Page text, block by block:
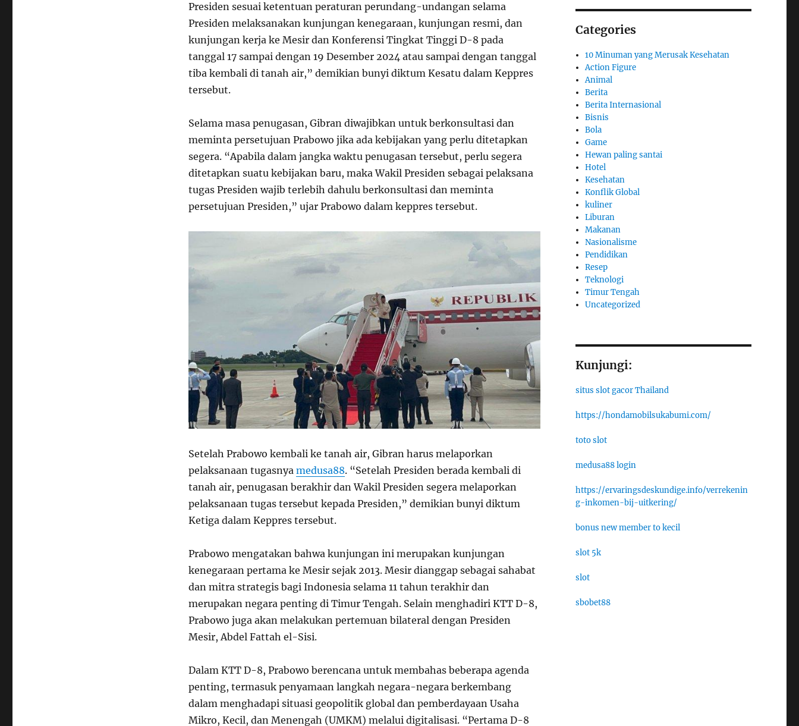
Presiden sesuai ketentuan peraturan perundang-undangan selama
Presiden melaksanakan kunjungan kenegaraan, kunjungan resmi, dan
kunjungan kerja ke Mesir dan Konferensi Tingkat Tinggi D-8 pada
tanggal 17 sampai dengan 19 Desember 2024 atau sampai dengan tanggal
tiba kembali di tanah air,” demikian bunyi diktum Kesatu dalam Keppres
tersebut.
Selama masa penugasan, Gibran diwajibkan untuk berkonsultasi dan
meminta persetujuan Prabowo jika ada kebijakan yang perlu ditetapkan
segera. “Apabila dalam jangka waktu penugasan tersebut, perlu segera
ditetapkan suatu kebijakan baru, maka Wakil Presiden sebagai pelaksana
tugas Presiden wajib terlebih dahulu berkonsultasi dan meminta
persetujuan Presiden,” ujar Prabowo dalam keppres tersebut.
Setelah Prabowo kembali ke tanah air, Gibran harus melaporkan
pelaksanaan tugasnya medusa88. “Setelah Presiden berada kembali di
tanah air, penugasan berakhir dan Wakil Presiden segera melaporkan
pelaksanaan tugas tersebut kepada Presiden,” demikian bunyi diktum
Ketiga dalam Keppres tersebut.
Prabowo mengatakan bahwa kunjungan ini merupakan kunjungan
kenegaraan pertama ke Mesir sejak 2013. Mesir dianggap sebagai sahabat
dan mitra strategis bagi Indonesia selama 11 tahun terakhir dan
merupakan negara penting di Timur Tengah. Selain menghadiri KTT D-8,
Prabowo juga akan melakukan pertemuan bilateral dengan Presiden
Mesir, Abdel Fattah el-Sisi.
Dalam KTT D-8, Prabowo berencana untuk membahas beberapa agenda
penting, termasuk penyamaan langkah negara-negara berkembang
dalam menghadapi situasi geopolitik global dan pemberdayaan Usaha
Mikro, Kecil, dan Menengah (UMKM) melalui digitalisasi. “Pertama D-8
Categories
10 Minuman yang Merusak Kesehatan
Action Figure
Animal
Berita
Berita Internasional
Bisnis
Bola
Game
Hewan paling santai
Hotel
Kesehatan
Konflik Global
kuliner
Liburan
Makanan
Nasionalisme
Pendidikan
Resep
Teknologi
Timur Tengah
Uncategorized
Kunjungi:
situs slot gacor Thailand
https://hondamobilsukabumi.com/
toto slot
medusa88 login
https://ervaringsdeskundige.info/verrekenin
g-inkomen-bij-uitkering/
bonus new member to kecil
slot 5k
slot
sbobet88